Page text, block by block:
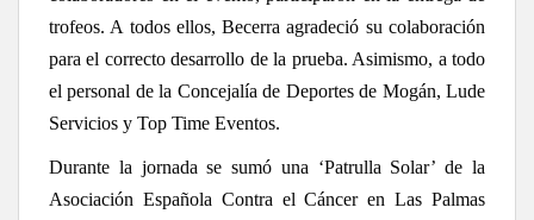
trofeos. A todos ellos, Becerra agradeció su colaboración
para el correcto desarrollo de la prueba. Asimismo, a todo
el personal de la Concejalía de Deportes de Mogán, Lude
Servicios y Top Time Eventos.
Durante la jornada se sumó una ‘Patrulla Solar’ de la
Asociación Española Contra el Cáncer en Las Palmas